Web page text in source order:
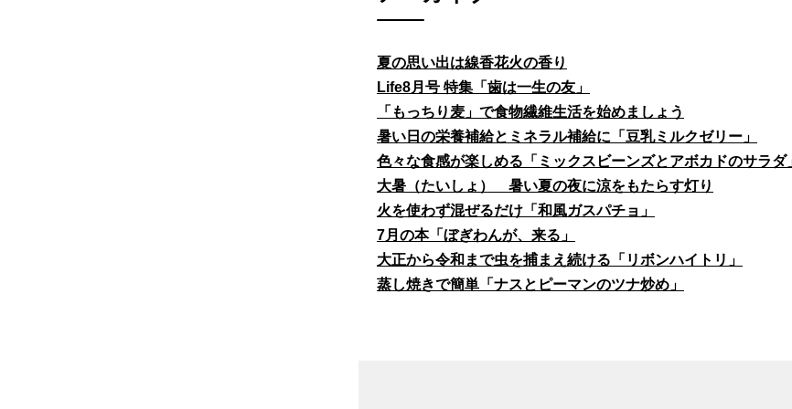
夏の思い出は線香花火の香り
Life8月号 特集「歯は一生の友」
「もっちり麦」で食物繊維生活を始めましょう
暑い日の栄養補給とミネラル補給に「豆乳ミルクゼリー」
色々な食感が楽しめる「ミックスビーンズとアボカドのサラダ
大暑（たいしょ） 暑い夏の夜に涼をもたらす灯り
火を使わず混ぜるだけ「和風ガスパチョ」
7月の本「ぼぎわんが、来る」
大正から令和まで虫を捕まえ続ける「リボンハイトリ」
蒸し焼きで簡単「ナスとピーマンのツナ炒め」